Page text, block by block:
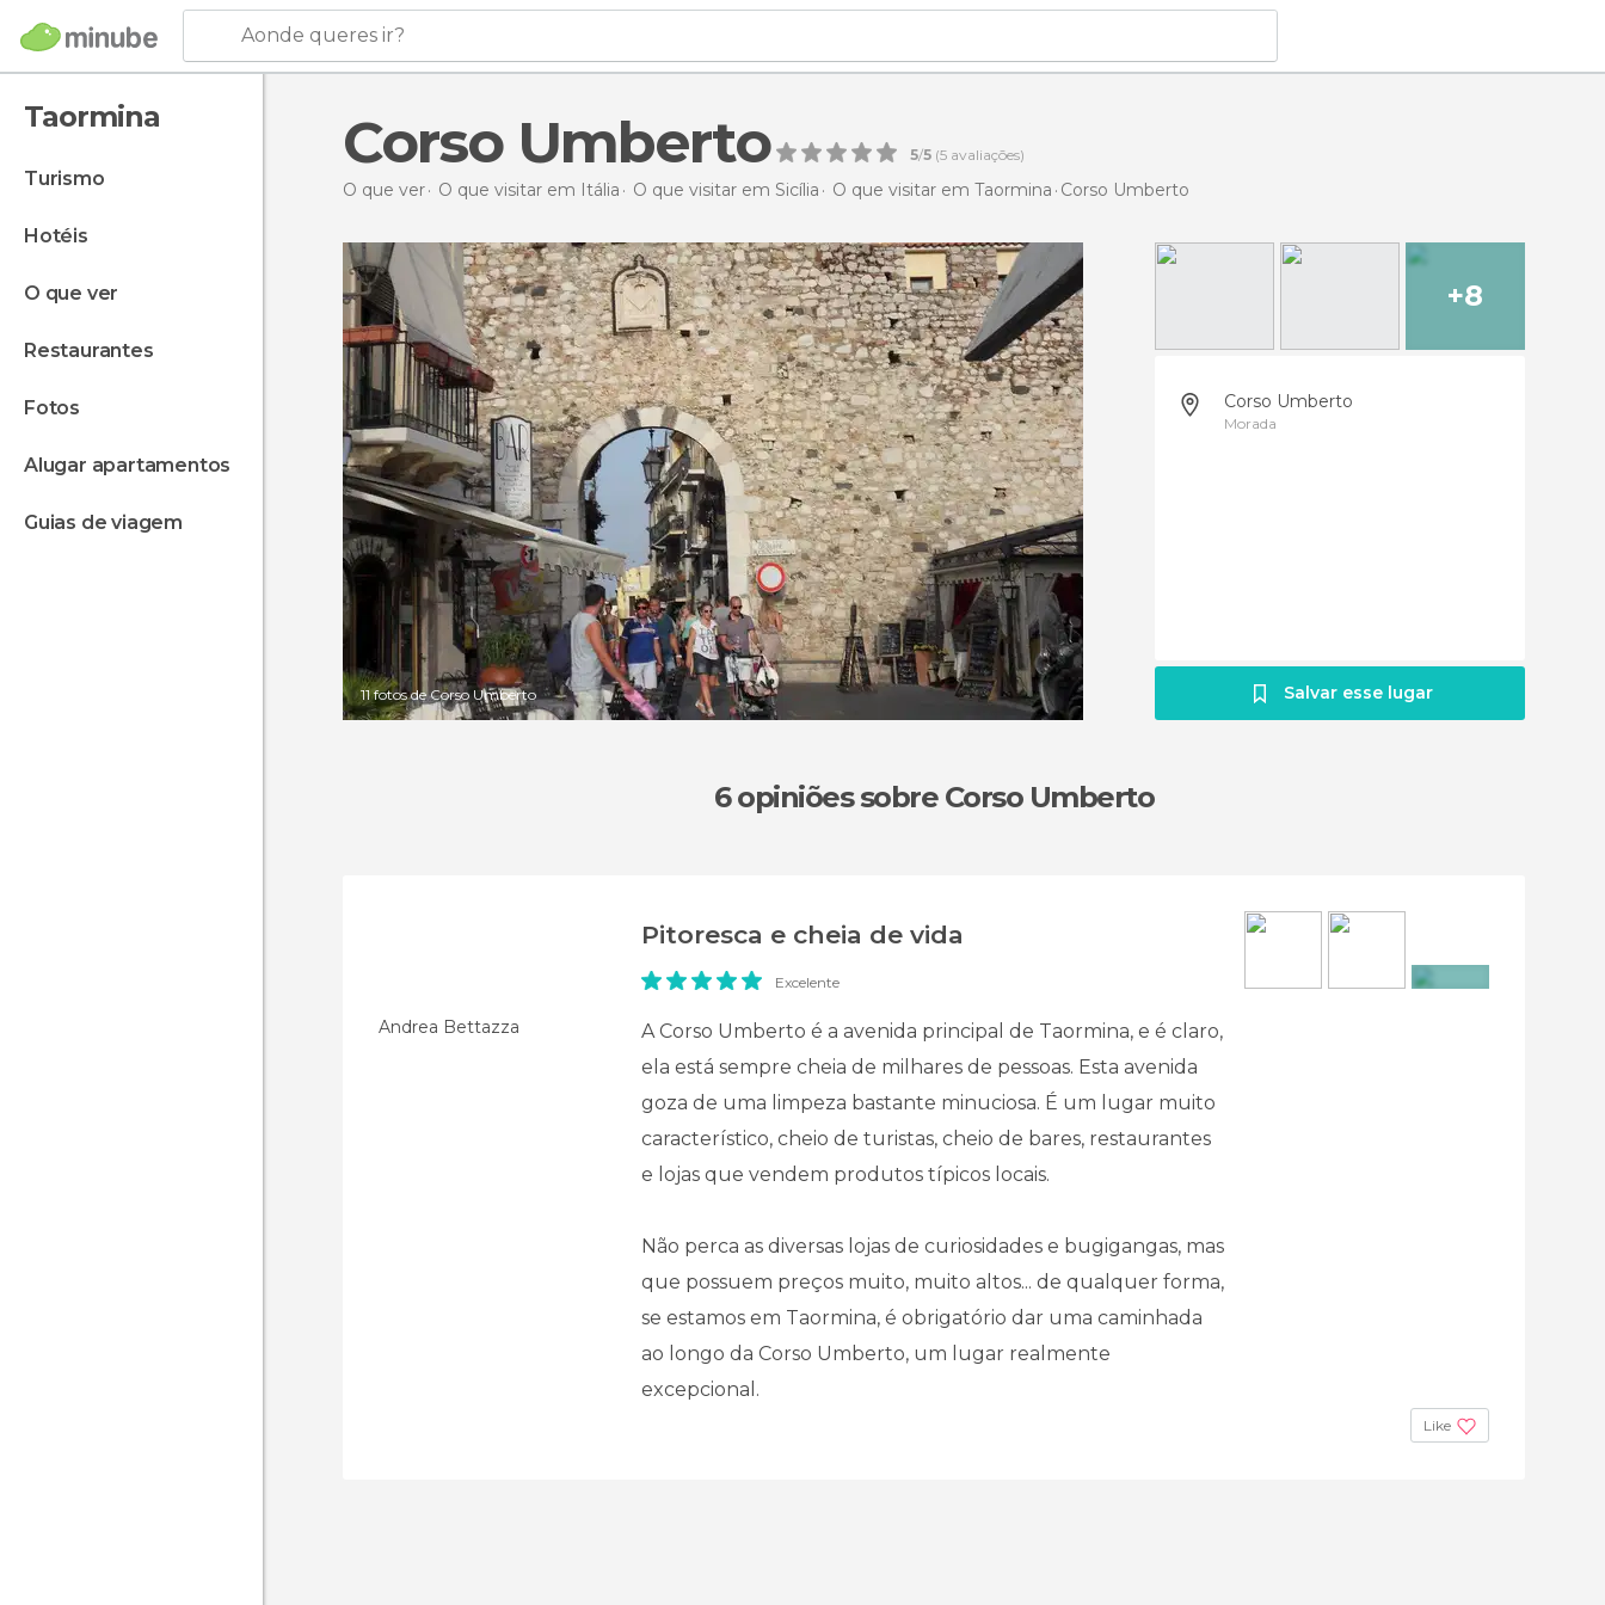
Aonde queres ir?
Taormina
turismo
hotéis
o que ver
restaurantes
fotos
alugar apartamentos
guias de viagem
Corso Umberto 5/5 (5 avaliações)
O que ver O que visitar em Itália O que visitar em Sicília O que visitar em Taormina Corso Umberto
11 fotos de Corso Umberto
+8
Corso Umberto
Morada
Salvar esse lugar
6 opiniõessobre Corso Umberto
Andrea Bettazza
Pitoresca e cheia de vida
Excelente
A Corso Umberto é a avenida principal de Taormina, e é claro,
ela está sempre cheia de milhares de pessoas. Esta avenida
goza de uma limpeza bastante minuciosa. É um lugar muito
característico, cheio de turistas, cheio de bares, restaurantes
e lojas que vendem produtos típicos locais.
Não perca as diversas lojas de curiosidades e bugigangas, mas
que possuem preços muito, muito altos... de qualquer forma,
se estamos em Taormina, é obrigatório dar uma caminhada
ao longo da Corso Umberto, um lugar realmente
excepcional.
Like